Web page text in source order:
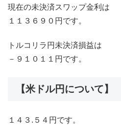
現在の未決済スワップ金利は
１１３６９０円です。
トルコリラ円未決済損益は
－９１０１１円です。
【米ドル円について】
１４３.５４円です。